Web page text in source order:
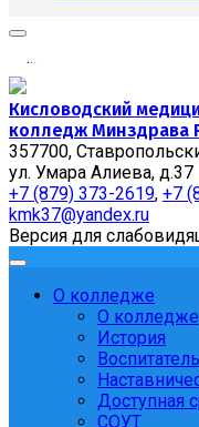
...
Кисловодский
колледж Минздрава
357700,
ул. Умара Алиева, д.37
+7 (879) 373-2619, +7
kmk37@yandex.ru
Версия для
О колледже
О колледже
История
Доступная
СОУТ